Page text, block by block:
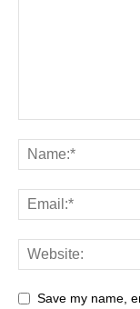
Save my name,